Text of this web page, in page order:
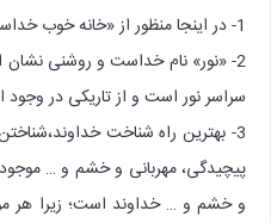
1- در اینجا منظور از «خانه خوب خداست» خانه کعبه است.
2- «نور» نام خداست و روشنی
سراسر نور است و از تاریکی در
3- بهترین راه شناخت
پیچیدگی، مهربانی و خشم و …
و خشم و … خداوند است؛ زیرا هر